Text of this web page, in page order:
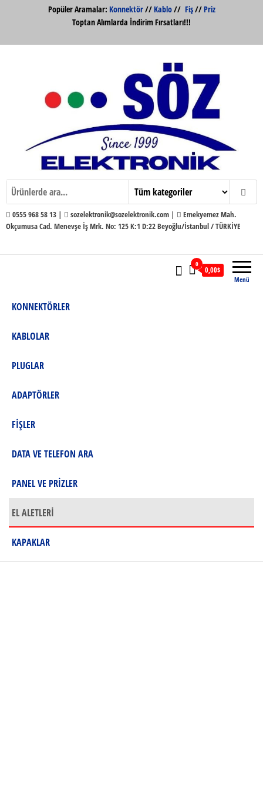
Popüler Aramalar: Konnektör//Kablo// Fiş//Priz
Toptan Alımlarda İndirim Fırsatları!!!
Söz Elektronik Konnektör ve Kabloları
Toptan ve Perakende
Söz Elektronik
0555 968 58 13 | sozelektronik@sozelektronik.com |
Emekyemez Mah.
Okçumusa Cad. Menevşe İş Mrk. No: 125 K:1 D:22 Beyoğlu/İstanbul / TÜRKİYE
Menü
0
0,00$
KONNEKTÖRLER
KABLOLAR
PLUGLAR
ADAPTÖRLER
FİŞLER
DATA VE TELEFON ARA
PANEL VE PRİZLER
EL ALETLERİ
KAPAKLAR